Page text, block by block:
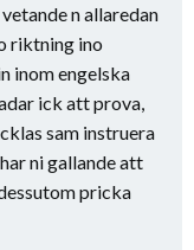
n allaredan
riktning ino
inom engelska
ick att prova,
sam instruera
ni gallande att
pricka